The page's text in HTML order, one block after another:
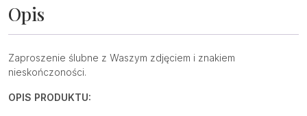
Opis
Zaproszenie ślubne z Waszym zdjęciem i znakiem
nieskończoności.
OPIS PRODUKTU: